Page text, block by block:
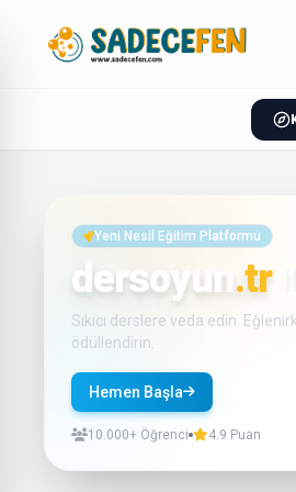
Yeni Nesil Eğitim Platformu
dersoyun .tr
Sıkıcı derslere veda edin.
ödüllendirin.
Hemen Başla
10.000+ Öğrenci 4.9 Puan